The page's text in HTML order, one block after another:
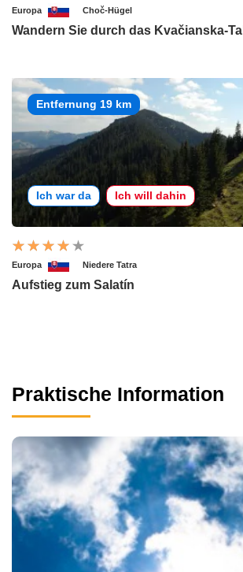
Europa Choč-Hügel
Wandern Sie durch das Kvačianska-Tal
Entfernung 19 km
Ich war da Ich will dahin
Europa Niedere Tatra
Aufstieg zum Salatín
Praktische Information